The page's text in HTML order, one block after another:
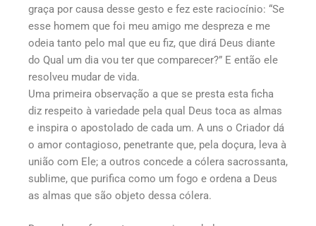
graça por causa desse gesto e fez este raciocínio: “Se
esse homem que foi meu amigo me despreza e me
odeia tanto pelo mal que eu fiz, que dirá Deus diante
do Qual um dia vou ter que comparecer?” E então ele
resolveu mudar de vida.
Uma primeira observação a que se presta esta ficha
diz respeito à variedade pela qual Deus toca as almas
e inspira o apostolado de cada um. A uns o Criador dá
o amor contagioso, penetrante que, pela doçura, leva à
união com Ele; a outros concede a cólera sacrossanta,
sublime, que purifica como um fogo e ordena a Deus
as almas que são objeto dessa cólera.